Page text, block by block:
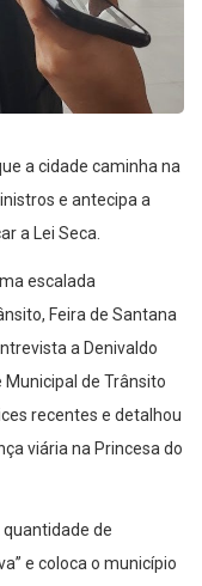
a cidade caminha na
e antecipa a
a Lei Seca.
escalada
Feira de Santana
a Denivaldo
Municipal de Trânsito
recentes e detalhou
viária na Princesa do
de
e coloca o município